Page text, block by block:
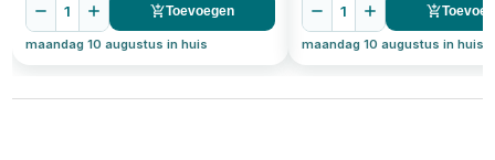
1 Toevoegen
maandag 10 augustus in huis
1
maandag 10 augustus in huis